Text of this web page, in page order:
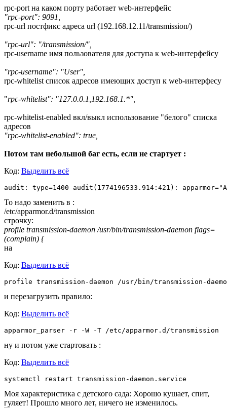
rpc-port на каком порту работает web-интерфейс
"rpc-port": 9091,
rpc-url постфикс адреса url (192.168.12.11/transmission/)
"rpc-url": "/transmission/",
rpc-username имя пользователя для доступа к web-интерфейсу
"rpc-username": "User",
rpc-whitelist список адресов имеющих доступ к web-интерфесу
"rpc-whitelist": "127.0.0.1,192.168.1.*",
rpc-whitelist-enabled вкл/выкл использование "белого" списка
адресов
"rpc-whitelist-enabled": true,
Потом там небольшой баг есть, если не стартует :
Код: Выделить всё
audit: type=1400 audit(1774196533.914:421):
То надо заменить в :
/etc/apparmor.d/transmission
строчку:
profile transmission-daemon /usr/bin/transmission-daemon flags=
(complain) {
на
Код: Выделить всё
profile transmission-daemon /usr/bin/transmission-
и перезагрузить правило:
Код: Выделить всё
apparmor_parser -r -W -T /etc/apparmor.d/transmission
ну и потом уже стартовать :
Код: Выделить всё
systemctl restart transmission-daemon.service
Моя характеристика с детского сада: Хорошо кушает, спит,
гуляет! Прошло много лет, ничего не изменилось.